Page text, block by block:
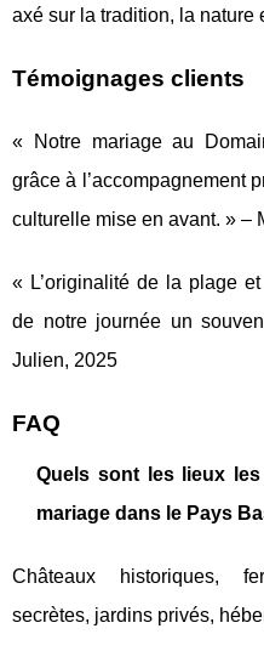
axé sur la tradition, la nature
Témoignages clients
« Notre mariage au
grâce à l’accompagnement
culturelle mise en avant. » –
« L’originalité de la plage
de notre journée un
Julien, 2025
FAQ
Quels sont les lieux
mariage dans le Pays
Châteaux historiques,
secrètes, jardins privés,